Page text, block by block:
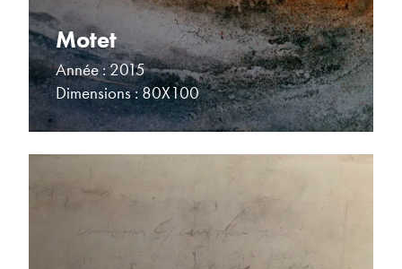
Motet
Année : 2015
Dimensions : 80X100